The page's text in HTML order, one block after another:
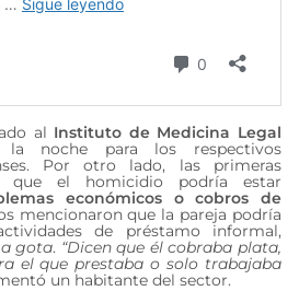
al Instituto de Medicina Legal
noche para los respectivos
Por otro lado, las primeras
que el homicidio podría estar
económicos o cobros de
mencionaron que la pareja podría
de préstamo informal,
gota. “Dicen que él cobraba plata,
el que prestaba o solo trabajaba
un habitante del sector.